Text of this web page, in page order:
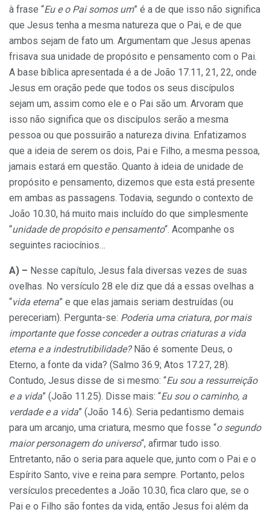
à frase “Eu e o Pai somos um” é a de que isso não significa
que Jesus tenha a mesma natureza que o Pai, e de que
ambos sejam de fato um. Argumentam que Jesus apenas
frisava sua unidade de propósito e pensamento com o Pai.
A base bíblica apresentada é a de João 17.11, 21, 22, onde
Jesus em oração pede que todos os seus discípulos
sejam um, assim como ele e o Pai são um. Arvoram que
isso não significa que os discípulos serão a mesma
pessoa ou que possuirão a natureza divina. Enfatizamos
que a ideia de serem os dois, Pai e Filho, a mesma pessoa,
jamais estará em questão. Quanto à ideia de unidade de
propósito e pensamento, dizemos que esta está presente
em ambas as passagens. Todavia, segundo o contexto de
João 10.30, há muito mais incluído do que simplesmente
“unidade de propósito e pensamento“. Acompanhe os
seguintes raciocínios…
A) – Nesse capítulo, Jesus fala diversas vezes de suas
ovelhas. No versículo 28 ele diz que dá a essas ovelhas a
“vida eterna” e que elas jamais seriam destruídas (ou
pereceriam). Pergunta-se: Poderia uma criatura, por mais
importante que fosse conceder a outras criaturas a vida
eterna e a indestrutibilidade?Não é somente Deus, o
Eterno, a fonte da vida? (Salmo 36.9; Atos 17.27, 28).
Contudo, Jesus disse de si mesmo: “Eu sou a ressurreição
e a vida” (João 11.25). Disse mais: “Eu sou o caminho, a
verdade e a vida” (João 14.6). Seria pedantismo demais
para um arcanjo, uma criatura, mesmo que fosse “o segundo
maior personagem do universo“, afirmar tudo isso.
Entretanto, não o seria para aquele que, junto com o Pai e o
Espírito Santo, vive e reina para sempre. Portanto, pelos
versículos precedentes a João 10.30, fica claro que, se o
Pai e o Filho são fontes da vida, então Jesus foi além da